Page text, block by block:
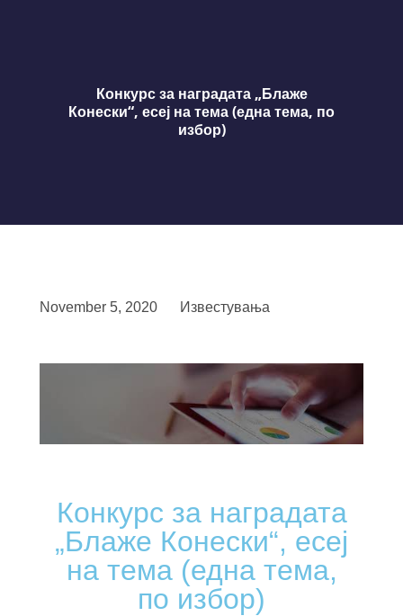
Конкурс за наградата „Блаже
Конески“, есеј на тема (една тема, по
избор)
November 5, 2020 Известувања
Конкурс за наградата
„Блаже Конески“, есеј
на тема (една тема,
по избор)